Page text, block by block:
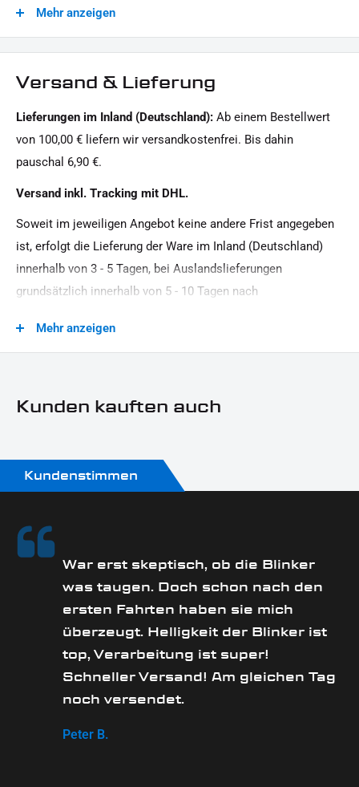
1 Paar
Universal Marke
Blinker Halter
Mehr anzeigen
Versand & Lieferung
Lieferungen im Inland (Deutschland): Ab einem Bestellwert
von 100,00 € liefern wir versandkostenfrei. Bis dahin
pauschal 6,90 €.
Versand inkl. Tracking mit DHL.
Soweit im jeweiligen Angebot keine andere Frist angegeben
ist, erfolgt die Lieferung der Ware im Inland (Deutschland)
innerhalb von 3 - 5 Tagen, bei Auslandslieferungen
grundsätzlich innerhalb von 5 - 10 Tagen nach
Zeitpunkt Ihrer Zahlungsanweisung).Beachten Sie, dass an
Mehr anzeigen
Kunden kauften auch
Kundenstimmen
War erst skeptisch, ob die Blinker
was taugen. Doch schon nach den
ersten Fahrten haben sie mich
überzeugt. Helligkeit der Blinker ist
top, Verarbeitung ist super!
Schneller Versand! Am gleichen Tag
noch versendet.
Peter B.